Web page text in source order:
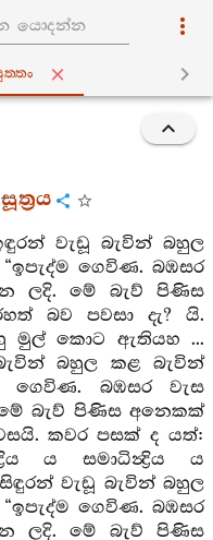
වැඩූ බැවින් බහුල
ගෙවිණ. බඹසර
ලදි. මේ බැව් පිණිස
බව පවසා දැ? යි.
මුල් කොට ඇතියහ ...
බහුල කළ බැවින්
ගෙවිණ. බඹසර වැස
බැව් පිණිස අනෙකක්
කවර පසක් ද යත්:
ය සමාධින්‍ද්‍රිය ය
වැඩූ බැවින් බහුල
ගෙවිණ. බඹසර
ලදි. මේ බැව් පිණිස